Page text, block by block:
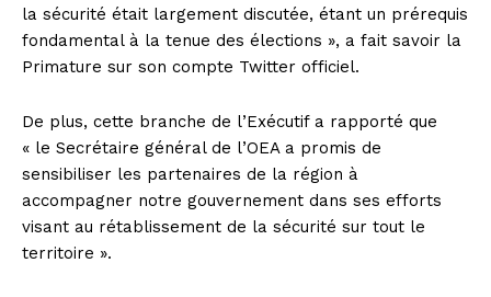
la sécurité était largement discutée, étant un prérequis
fondamental à la tenue des élections », a fait savoir la
Primature sur son compte Twitter officiel.
De plus, cette branche de l’Exécutif a rapporté que
« le Secrétaire général de l’OEA a promis de
sensibiliser les partenaires de la région à
accompagner notre gouvernement dans ses efforts
visant au rétablissement de la sécurité sur tout le
territoire ».